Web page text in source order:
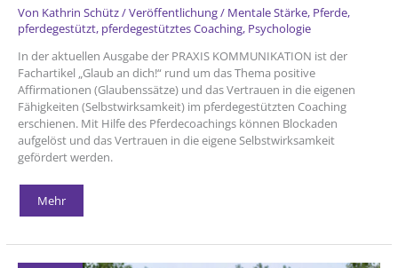
Von Kathrin Schütz/Veröffentlichung/ Mentale Stärke, Pferde,
pferdegestützt, pferdegestütztes Coaching, Psychologie
In der aktuellen Ausgabe der PRAXIS KOMMUNIKATION ist der
Fachartikel „Glaub an dich!“ rund um das Thema positive
Affirmationen (Glaubenssätze) und das Vertrauen in die eigenen
Fähigkeiten (Selbstwirksamkeit) im pferdegestützten Coaching
erschienen. Mit Hilfe des Pferdecoachings können Blockaden
aufgelöst und das Vertrauen in die eigene Selbstwirksamkeit
gefördert werden.
„Glaub
an
dich!“
in
PRAXIS
Mehr